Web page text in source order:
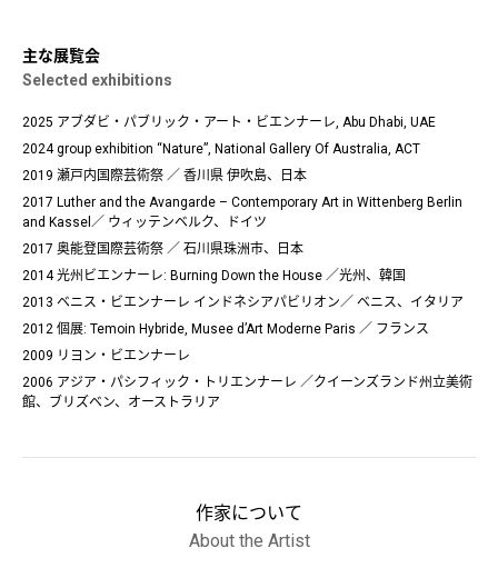
主な展覧会
Selected exhibitions
2025 アブダビ・パブリック・アート・ビエンナーレ, Abu Dhabi, UAE
2024 group exhibition “Nature”, National Gallery Of Australia, ACT
2019 瀬戸内国際芸術祭 ／ 香川県 伊吹島、日本
2017 Luther and the Avangarde – Contemporary Art in Wittenberg Berlin
and Kassel／ ウィッテンベルク、ドイツ
2017 奥能登国際芸術祭 ／ 石川県珠洲市、日本
2014 光州ビエンナーレ: Burning Down the House ／光州、韓国
2013 ベニス・ビエンナーレ インドネシアパビリオン／ ベニス、イタリア
2012 個展: Temoin Hybride, Musee d’Art Moderne Paris ／ フランス
2009 リヨン・ビエンナーレ
2006 アジア・パシフィック・トリエンナーレ ／クイーンズランド州立美術
館、ブリズベン、オーストラリア
作家について
About the Artist